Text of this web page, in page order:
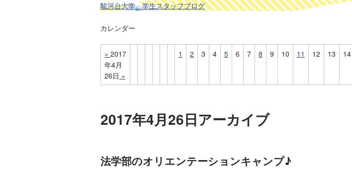
駿河台大学 学生スタッフブログ
カレンダー
« 2017
年4月
26日 »
1 2 3 4 5 6 7 8 9 10 11 12 13 14
2017年4月26日アーカイブ
法学部のオリエンテーションキャンプ♪